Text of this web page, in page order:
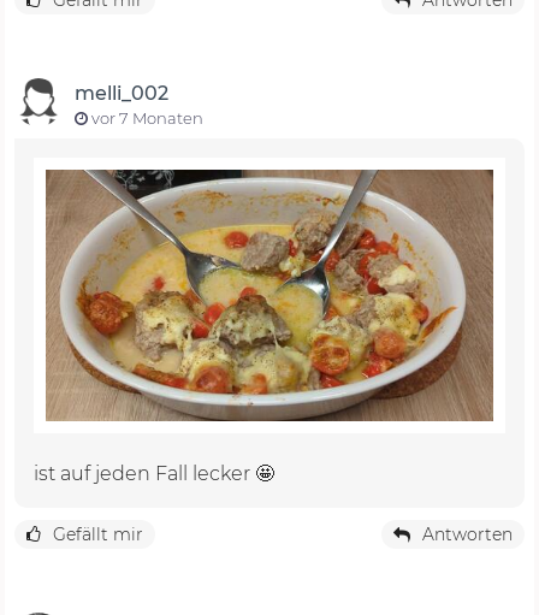
melli_002
vor 7 Monaten
ist auf jeden Fall lecker 🤩
Gefällt mir Antworten